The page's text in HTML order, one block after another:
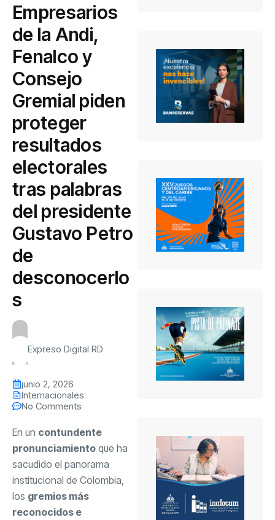
Empresarios
de la Andi,
Fenalco y
Consejo
Gremial piden
proteger
resultados
electorales
tras palabras
del presidente
Gustavo Petro
de
desconocerlo
s
Expreso Digital RD
junio 2, 2026
Internacionales
No Comments
En un contundente
pronunciamiento que ha
sacudido el panorama
institucional de Colombia,
los gremios más
reconocidos e